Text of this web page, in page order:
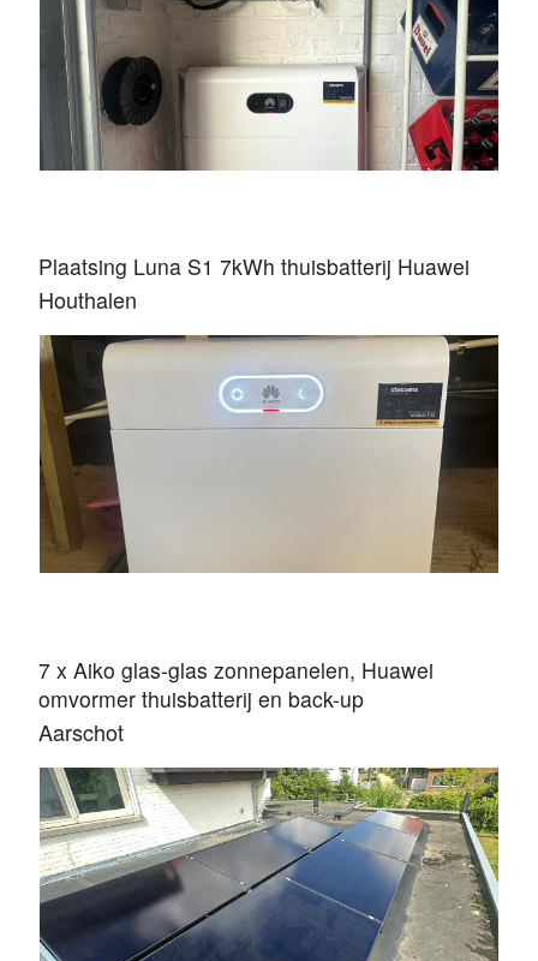
Plaatsing Luna S1 7kWh thuisbatterij Huawei
Houthalen
7 x Aiko glas-glas zonnepanelen, Huawei
omvormer thuisbatterij en back-up
Aarschot